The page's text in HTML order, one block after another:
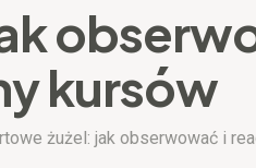
kursów
żużel: jak obserwować i